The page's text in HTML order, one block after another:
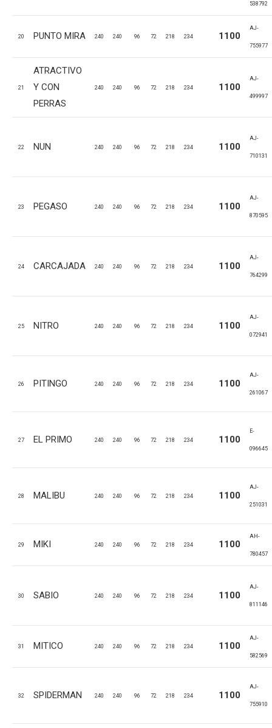
538792
20 PUNTO MIRA 240 240 96 72 218 234 1100
AJ-
755977
21
ATRACTIVO
Y CON
PERRAS
240 240 96 72 218 234 1100
AJ-
499997
22 NUN 240 240 96 72 218 234 1100
AJ-
710131
23 PEGASO 240 240 96 72 218 234 1100
AJ-
870595
24 CARCAJADA 240 240 96 72 218 234 1100
AJ-
764299
25 NITRO 240 240 96 72 218 234 1100
AJ-
072941
26 PITINGO 240 240 96 72 218 234 1100
AJ-
261067
27 EL PRIMO 240 240 96 72 218 234 1100
E-
096645
28 MALIBU 240 240 96 72 218 234 1100
AJ-
251031
29 MIKI 240 240 96 72 218 234 1100
AH-
780457
30 SABIO 240 240 96 72 218 234 1100
AJ-
811146
31 MITICO 240 240 96 72 218 234 1100
AJ-
582569
32 SPIDERMAN 240 240 96 72 218 234 1100
AJ-
755910